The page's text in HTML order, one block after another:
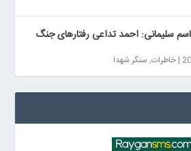
سلیمانی: احمد تداعی رفتارهای جنگ
|خاطرات, سنگر شهدا